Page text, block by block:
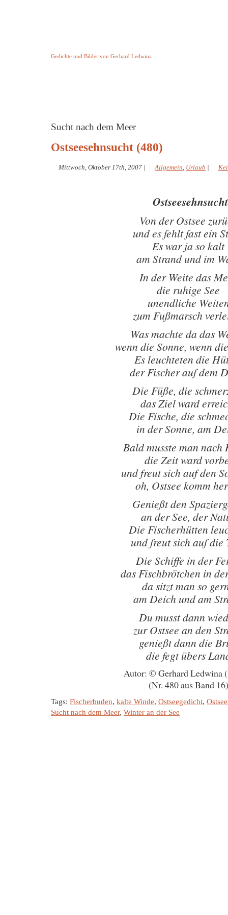
Gedichte und Bilder von Gerhard Ledwina
Sucht nach dem Meer
Ostseesehnsucht (480)
Mittwoch, Oktober 17th, 2007 | Allgemein, Urlaub |
Ostseesehnsucht
Von der Ostsee
und es fehlt fast ein
Es war ja so kalt
am Strand und im
In der Weite das
die ruhige See
unendliche
zum Fußmarsch
Was machte da das
wenn die Sonne, wenn
Es leuchteten die
der Fischer auf dem
Die Füße, die
das Ziel ward
Die Fische, die
in der Sonne, am
Bald musste man nach
die Zeit ward
und freut sich auf den
oh, Ostsee komm
Genießt den
an der See, der
Die Fischerhütten
und freut sich auf die
Die Schiffe in der
das Fischbrötchen in
da sitzt man so
am Deich und am
Du musst dann
zur Ostsee an den
genießt dann die
die fegt übers
Autor: © Gerhard Ledwina
(Nr. 480 aus Band 16)
Tags: Fischerbuden, kalte Winde, Ostseegedicht,
Sucht nach dem Meer, Winter an der See